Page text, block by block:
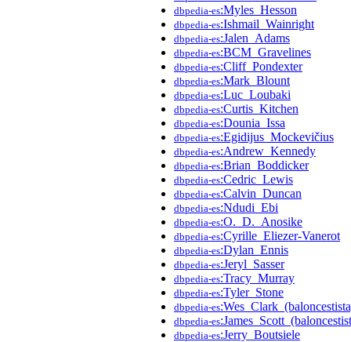
dbpedia-es:Myles_Hesson
dbpedia-es:Ishmail_Wainright
dbpedia-es:Jalen_Adams
dbpedia-es:BCM_Gravelines
dbpedia-es:Cliff_Pondexter
dbpedia-es:Mark_Blount
dbpedia-es:Luc_Loubaki
dbpedia-es:Curtis_Kitchen
dbpedia-es:Dounia_Issa
dbpedia-es:Egidijus_Mockevičius
dbpedia-es:Andrew_Kennedy
dbpedia-es:Brian_Boddicker
dbpedia-es:Cedric_Lewis
dbpedia-es:Calvin_Duncan
dbpedia-es:Ndudi_Ebi
dbpedia-es:O._D._Anosike
dbpedia-es:Cyrille_Eliezer-Vanerot
dbpedia-es:Dylan_Ennis
dbpedia-es:Jeryl_Sasser
dbpedia-es:Tracy_Murray
dbpedia-es:Tyler_Stone
dbpedia-es
dbpedia-es
dbpedia-es:Jerry_Boutsiele